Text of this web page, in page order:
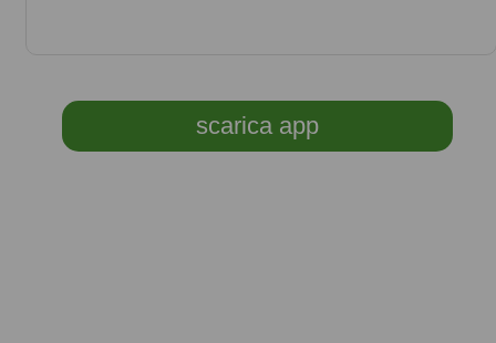
scarica app